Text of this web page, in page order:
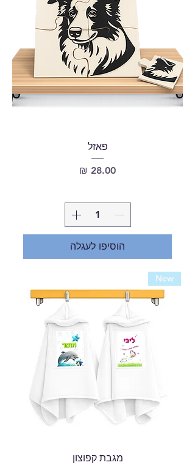
פאזל
מחיר
הוסיפו לעגלה
New
מגבת קפוצון